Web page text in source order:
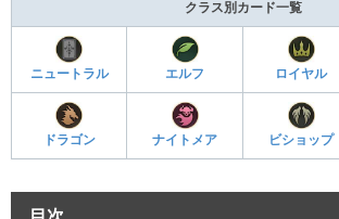
クラス別カード一覧
ニュートラル エルフ ロイヤル
ドラゴン ナイトメア ビショップ